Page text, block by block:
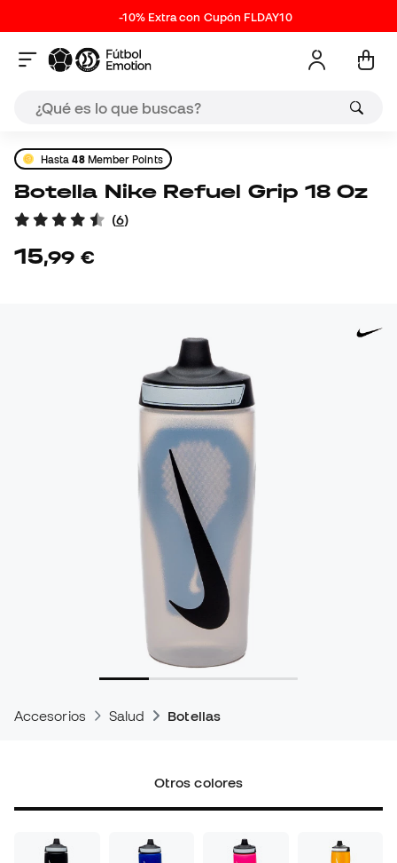
-10% Extra con Cupón FLDAY10
Hasta48Member Points
Botella Nike Refuel Grip 18 Oz
(6)
15,99 €
Accesorios Salud Botellas
Otros colores